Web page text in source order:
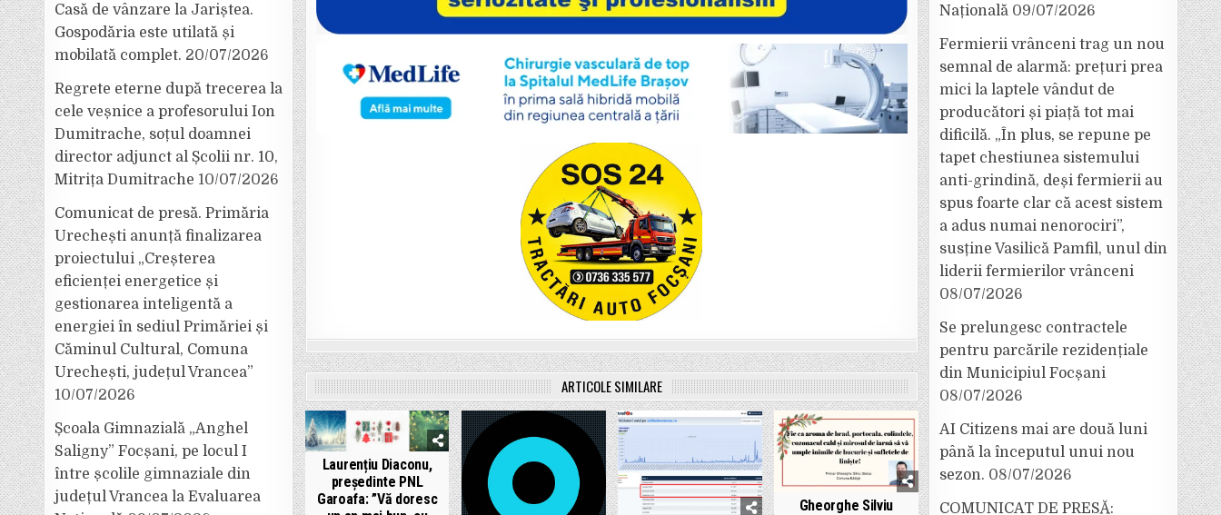
ARTICOLE SIMILARE
Laurențiu Diaconu,
președinte PNL
Garoafa: ”Vă doresc
Gheorghe Silviu
Casă de vânzare la Jariștea.
Gospodăria este utilată și
mobilată complet. 20/07/2026
Regrete eterne după trecerea la
cele veșnice a profesorului Ion
Dumitrache, soțul doamnei
director adjunct al Școlii nr. 10,
Mitrița Dumitrache 10/07/2026
Comunicat de presă. Primăria
Urechești anunță finalizarea
proiectului „Creșterea
eficienței energetice și
gestionarea inteligentă a
energiei în sediul Primăriei și
Căminul Cultural, Comuna
Urechești, județul Vrancea”
10/07/2026
Școala Gimnazială „Anghel
Saligny” Focșani, pe locul I
între școlile gimnaziale din
județul Vrancea la Evaluarea
Națională 09/07/2026
Fermierii vrânceni trag un nou
semnal de alarmă: prețuri prea
mici la laptele vândut de
producători și piață tot mai
dificilă. „În plus, se repune pe
tapet chestiunea sistemului
anti-grindină, deși fermierii au
spus foarte clar că acest sistem
a adus numai nenorociri”,
susține Vasilică Pamfil, unul din
liderii fermierilor vrânceni
08/07/2026
Se prelungesc contractele
pentru parcările rezidențiale
din Municipiul Focșani
08/07/2026
AI Citizens mai are două luni
până la începutul unui nou
sezon. 08/07/2026
COMUNICAT DE PRESĂ: